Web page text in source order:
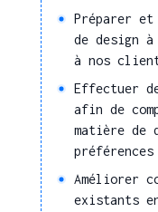
Se
de
Préparer
de design
à nos
Effectuer
afin de
matière
Améliorer
existants